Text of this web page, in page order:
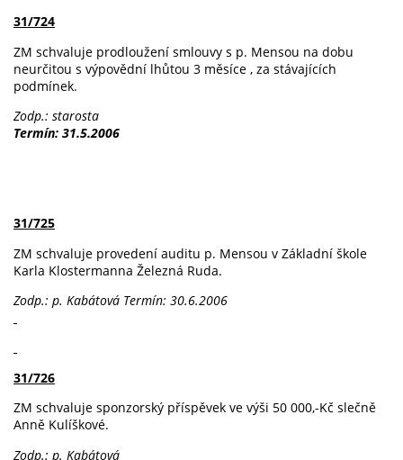
31/724
ZM schvaluje prodloužení smlouvy s p. Mensou na dobu
neurčitou s výpovědní lhůtou 3 měsíce , za stávajících
podmínek.
Zodp.: starosta
Termín: 31.5.2006
31/725
ZM schvaluje provedení auditu p. Mensou v Základní škole
Karla Klostermanna Železná Ruda.
Zodp.: p. Kabátová Termín: 30.6.2006
31/726
ZM schvaluje sponzorský příspěvek ve výši 50 000,-Kč slečně
Anně Kulíškové.
Zodp.: p. Kabátová